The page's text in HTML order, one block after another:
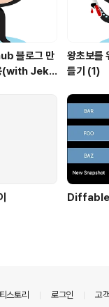
블로그 만
(with Jekyl
왕초보를
들기 (1)
티스토리 로그인 고